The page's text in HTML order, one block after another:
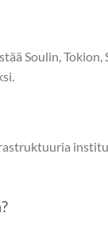
Soulin,